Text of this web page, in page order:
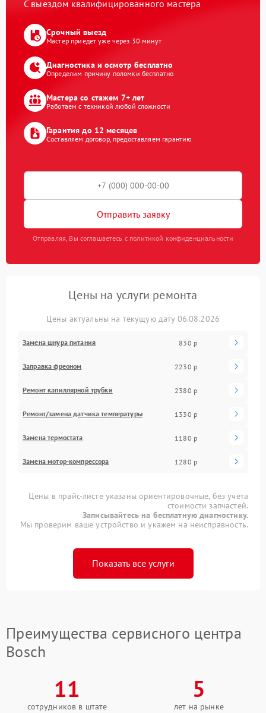
С выездом квалифицированного мастера
Срочный выезд
Мастер приедет уже через 30 минут
Диагностика и осмотр бесплатно
Определим причину поломки бесплатно
Мастера со стажем 7+ лет
Работаем с техникой любой сложности
Гарантия до 12 месяцев
Составляем договор, предоставляем гарантию
Отправить заявку
Отправляя, Вы соглашаетесь с политикой конфиденциальности
Цены на услуги ремонта
Цены актуальны на текущую дату 06.08.2026
Замена шнура питания 830 р
Заправка фреоном 2230 р
Ремонт капиллярной трубки 2380 р
Ремонт/замена датчика температуры 1330 р
Замена термостата 1180 р
Замена мотор-компрессора 1280 р
Цены в прайс-листе указаны ориентировочные, без учета
стоимости запчастей.
Записывайтесь на бесплатную диагностику.
Мы проверим ваше устройство и укажем на неисправность.
Показать все услуги
Преимущества сервисного центра
Bosch
11
сотрудников в штате
5
лет на рынке